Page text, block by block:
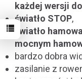
każdej wersji
światło STOP,
światło
mocnym
bardzo dobra
zasilanie z